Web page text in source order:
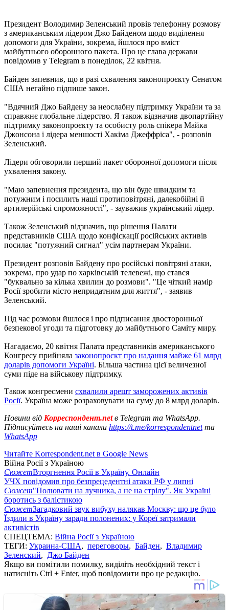
Президент Володимир Зеленський провів телефонну розмову
з американським лідером Джо Байденом щодо виділення
допомоги для України, зокрема, йшлося про вміст
майбутнього оборонного пакета. Про це глава держави
повідомив у Telegram в понеділок, 22 квітня.
Байден запевнив, що в разі схвалення законопроєкту Сенатом
США негайно підпише закон.
"Вдячний Джо Байдену за неослабну підтримку України та за
справжнє глобальне лідерство. Я також відзначив двопартійну
підтримку законопроєкту та особисту роль спікера Майка
Джонсона і лідера меншості Хакіма Джеффріса", - розповів
Зеленський.
Лідери обговорили перший пакет оборонної допомоги після
ухвалення закону.
"Маю запевнення президента, що він буде швидким та
потужним і посилить наші протиповітряні, далекобійні й
артилерійські спроможності", - зауважив український лідер.
Також Зеленський відзначив, що рішення Палати
представників США щодо конфіскації російських активів
посилає "потужний сигнал" усім партнерам України.
Президент розповів Байдену про російські повітряні атаки,
зокрема, про удар по харківській телевежі, що стався
"буквально за кілька хвилин до розмови". "Це чіткий намір
Росії зробити місто непридатним для життя", - заявив
Зеленський.
Під час розмови йшлося і про підписання двосторонньої
безпекової угоди та підготовку до майбутнього Саміту миру.
Нагадаємо, 20 квітня Палата представників американського
Конгресу прийняла законопроєкт про надання майже 61 млрд
доларів допомоги Україні. Більша частина цієї величезної
суми піде на військову підтримку.
Також конгресмени схвалили арешт заморожених активів
Росії. Україна може розраховувати на суму до 8 млрд доларів.
Новини від Корреспондент.netв Telegram та WhatsApp.
Підписуйтесь на наші канали https://t.me/korrespondentnetта
WhatsApp
Читайте Korrespondent.net в Google News
Війна Росії з Україною
СюжетВторгнення Росії в Україну. Онлайн
УЧХ повідомив про безпрецедентні атаки РФ у липні
Сюжет"Полювати на лучника, а не на стрілу". Як Україні
боротись з балістикою
СюжетЗагадковий звук вибуху налякав Москву: що це було
Їздили в Україну заради полонених: у Кореї затримали
активістів
СПЕЦТЕМА: Війна Росії з Україною
ТЕГИ: Украина-США, переговоры, Байден, Владимир
Зеленский, Джо Байден
Якщо ви помітили помилку, виділіть необхідний текст і
натисніть Ctrl + Enter, щоб повідомити про це редакцію.